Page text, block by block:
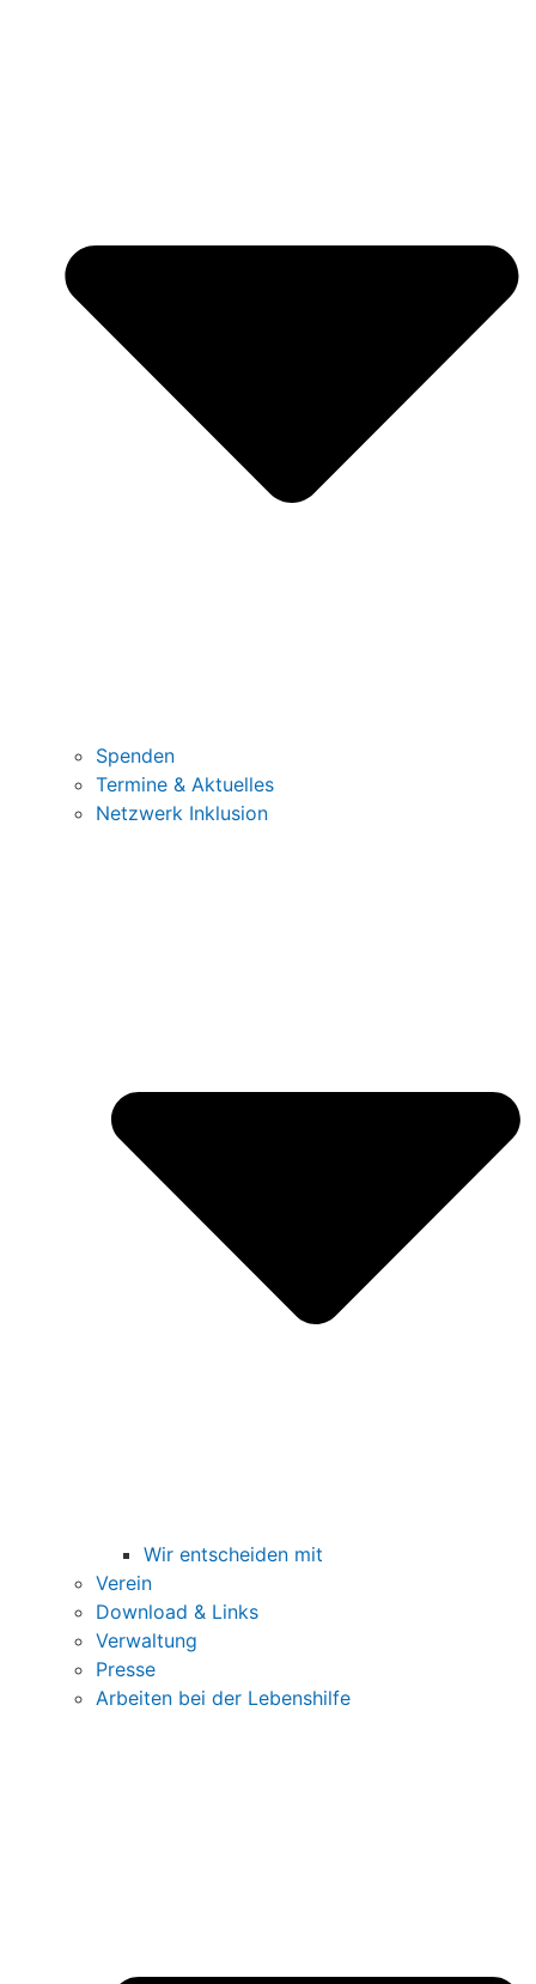
Spenden
Termine & Aktuelles
Netzwerk Inklusion
Wir entscheiden mit
Verein
Download & Links
Verwaltung
Presse
Arbeiten bei der Lebenshilfe